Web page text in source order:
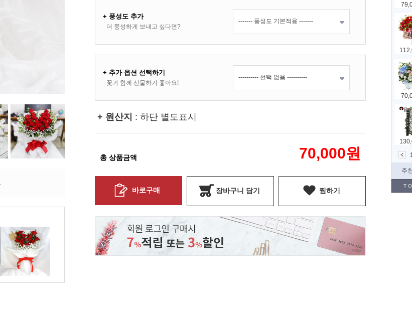
+ 풍성도 추가
더 풍성하게 보내고 싶다면?
+ 추가 옵션 선택하기
꽃과 함께 선물하기 좋아요!
+ 원산지 : 하단 별도표시
총 상품금액 70,000원
바로구매 장바구니 담기 찜하기